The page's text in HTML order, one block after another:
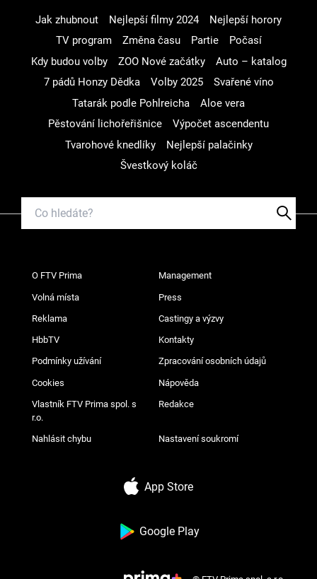
Jak zhubnout Nejlepší filmy 2024
Nejlepší horory
TV program
Změna času Partie
Počasí
Kdy budou volby
ZOO Nové začátky
Auto – katalog
7 pádů Honzy Dědka
Volby 2025
Svařené víno
Tatarák podle Pohlreicha
Aloe vera
Pěstování lichořeřišnice
Výpočet ascendentu
Tvarohové knedlíky
Nejlepší palačinky
Švestkový koláč
O FTV Prima Management
Volná místa Press
Reklama Castingy a výzvy
HbbTV Kontakty
Podmínky užívání Zpracování osobních údajů
Cookies Nápověda
Vlastník FTV Prima spol. s
r.o.
Redakce
Nahlásit chybu Nastavení soukromí
App Store
Google Play